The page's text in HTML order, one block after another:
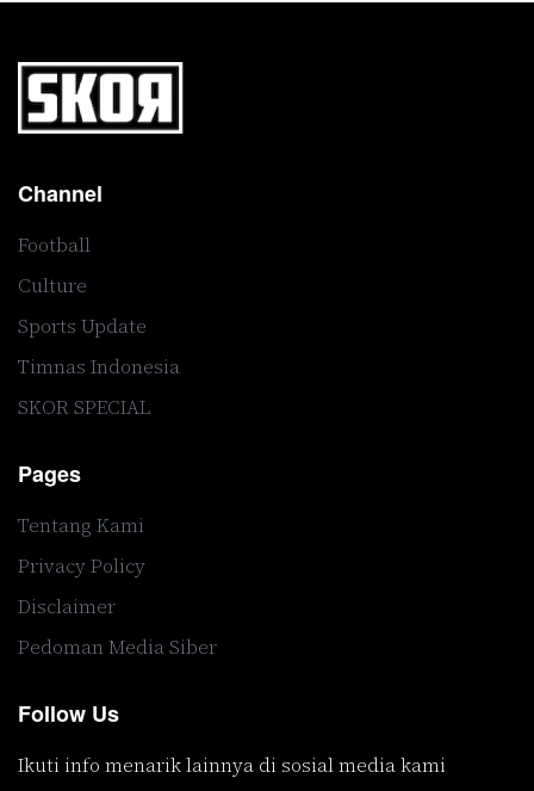
Channel
Football
Culture
Sports Update
Timnas Indonesia
SKOR SPECIAL
Pages
Tentang Kami
Privacy Policy
Disclaimer
Pedoman Media Siber
Follow Us
Ikuti info menarik lainnya di sosial media kami